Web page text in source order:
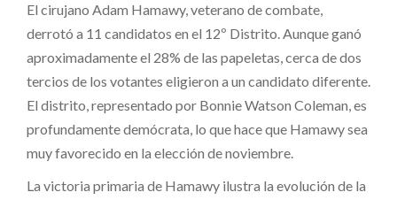
El cirujano Adam Hamawy, veterano de combate,
derrotó a 11 candidatos en el 12º Distrito. Aunque ganó
aproximadamente el 28% de las papeletas, cerca de dos
tercios de los votantes eligieron a un candidato diferente.
El distrito, representado por Bonnie Watson Coleman, es
profundamente demócrata, lo que hace que Hamawy sea
muy favorecido en la elección de noviembre.
La victoria primaria de Hamawy ilustra la evolución de la